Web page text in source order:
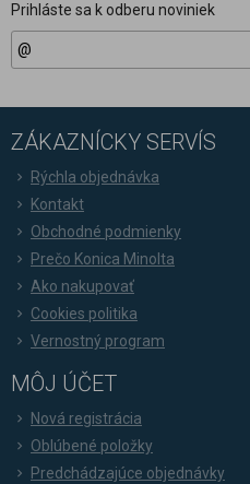
Prihláste sa k odberu noviniek
ZÁKAZNÍCKY SERVÍS
Rýchla objednávka
Kontakt
Obchodné podmienky
Prečo Konica Minolta
Ako nakupovať
Cookies politika
Vernostný program
MÔJ ÚČET
Nová registrácia
Oblúbené položky
Predchádzajúce objednávky